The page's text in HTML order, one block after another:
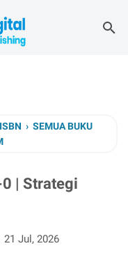
ISBN › SEMUA BUKU
| Strategi
21 Jul, 2026